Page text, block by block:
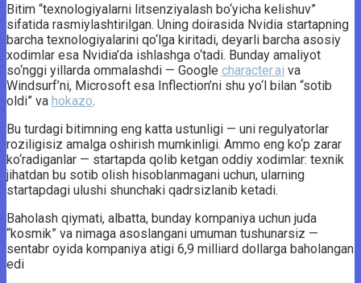
Bitim “texnologiyalarni litsenziyalash bo‘yicha kelishuv”
sifatida rasmiylashtirilgan. Uning doirasida Nvidia startapning
barcha texnologiyalarini qo‘lga kiritadi, deyarli barcha asosiy
xodimlar esa Nvidia’da ishlashga o‘tadi. Bunday amaliyot
so‘nggi yillarda ommalashdi — Google character.ai va
Windsurf’ni, Microsoft esa Inflection’ni shu yo‘l bilan “sotib
oldi” va hokazo.
Bu turdagi bitimning eng katta ustunligi — uni regulyatorlar
roziligisiz amalga oshirish mumkinligi. Ammo eng ko‘p zarar
ko‘radiganlar — startapda qolib ketgan oddiy xodimlar: texnik
jihatdan bu sotib olish hisoblanmagani uchun, ularning
startapdagi ulushi shunchaki qadrsizlanib ketadi.
Baholash qiymati, albatta, bunday kompaniya uchun juda
“kosmik” va nimaga asoslangani umuman tushunarsiz —
sentabr oyida kompaniya atigi 6,9 milliard dollarga baholangan
edi